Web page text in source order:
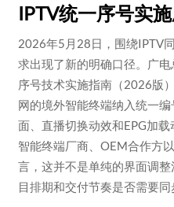
IPTV统一序号实
2026年5月28日，围绕IPTV
求出现了新的明确口径。广
序号技术实施指南（2026版
网的境外智能终端纳入统一
面、直播切换动效和EPG加
智能终端厂商、OEM合作方
言，这并不是单纯的界面调
目排期和交付节奏是否需要同